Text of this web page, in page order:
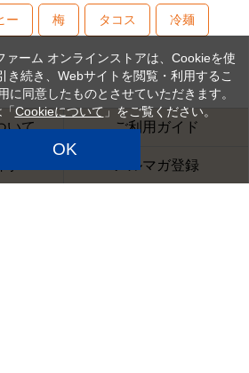
ー 梅 タコス 冷麺
いて ご利用ガイド
メルマガ登録
ァーム オンラインストアは、Cookieを使
き続き、Webサイトを閲覧・利用するこ
に同意したものとさせていただきます。
Cookieについて 」をご覧ください。
OK